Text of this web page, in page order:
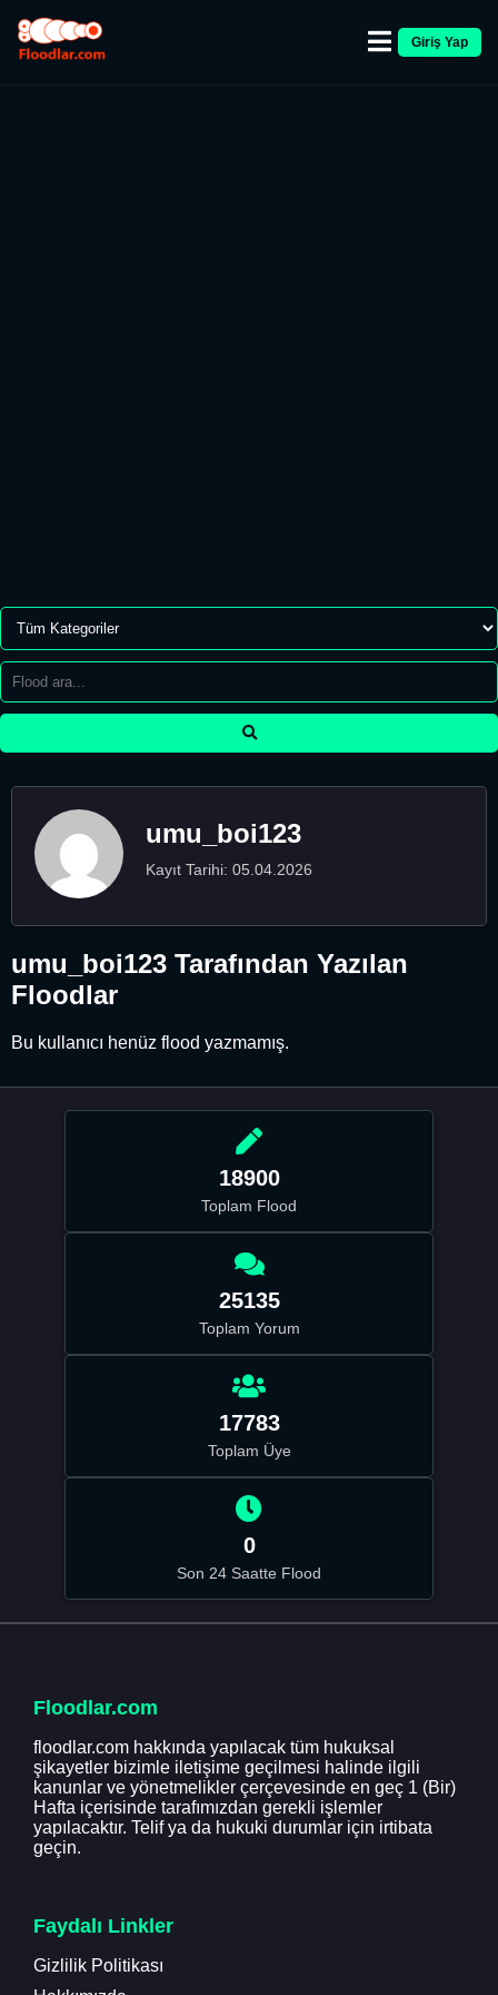
Giriş Yap
umu_boi123
Kayıt Tarihi: 05.04.2026
umu_boi123 Tarafından Yazılan
Floodlar
Bu kullanıcı henüz flood yazmamış.
18900
Toplam Flood
25135
Toplam Yorum
17783
Toplam Üye
0
Son 24 Saatte Flood
Floodlar.com
floodlar.com hakkında yapılacak tüm hukuksal
şikayetler bizimle iletişime geçilmesi halinde ilgili
kanunlar ve yönetmelikler çerçevesinde en geç 1 (Bir)
Hafta içerisinde tarafımızdan gerekli işlemler
yapılacaktır. Telif ya da hukuki durumlar için irtibata
geçin.
Faydalı Linkler
Gizlilik Politikası